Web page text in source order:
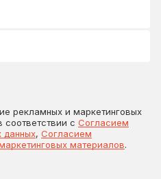
рекламных и маркетинговых
с Согласием
данных, Согласием
материалов.